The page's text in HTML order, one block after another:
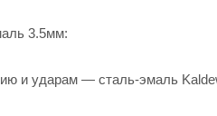
3.5мм:
и ударам — сталь-эмаль